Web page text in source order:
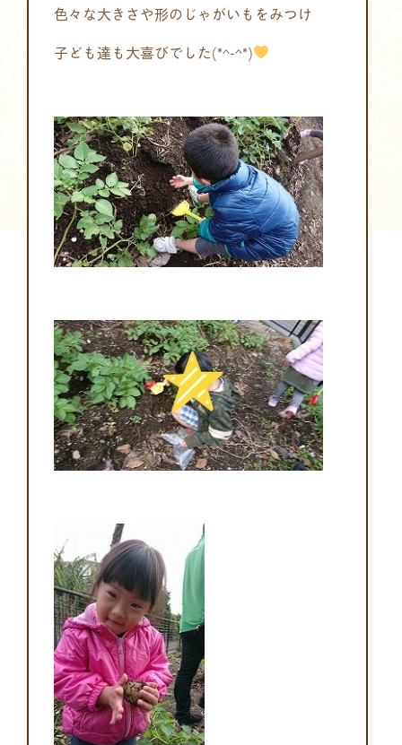
色々な大きさや形のじゃがいもをみつけ
子ども達も大喜びでした(*^-^*)